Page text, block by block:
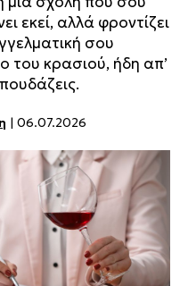
εκεί, αλλά φροντίζει
σου
κρασιού, ήδη απ’
| 06.07.2026